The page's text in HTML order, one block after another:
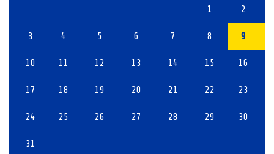
1 2
3 4 5 6 7 8 9
10 11 12 13 14 15 16
17 18 19 20 21 22 23
24 25 26 27 28 29 30
31